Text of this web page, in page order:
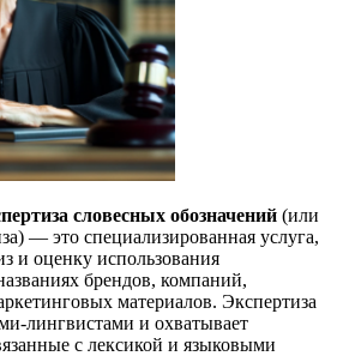
словесных обозначений (или
— это специализированная услуга,
и оценку использования
брендов, компаний,
материалов. Экспертиза
лингвистами и охватывает
с лексикой и языковыми